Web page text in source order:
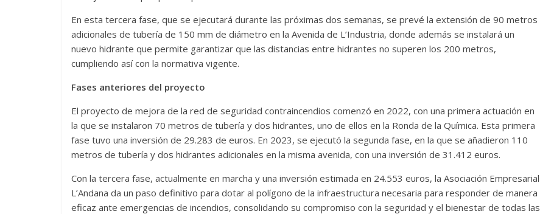
En esta tercera fase, que se ejecutará durante las próximas dos semanas, se prevé la extensión de 90 metros
adicionales de tubería de 150 mm de diámetro en la Avenida de L’Industria, donde además se instalará un
nuevo hidrante que permite garantizar que las distancias entre hidrantes no superen los 200 metros,
cumpliendo así con la normativa vigente.
Fases anteriores del proyecto
El proyecto de mejora de la red de seguridad contraincendios comenzó en 2022, con una primera actuación en
la que se instalaron 70 metros de tubería y dos hidrantes, uno de ellos en la Ronda de la Química. Esta primera
fase tuvo una inversión de 29.283 de euros. En 2023, se ejecutó la segunda fase, en la que se añadieron 110
metros de tubería y dos hidrantes adicionales en la misma avenida, con una inversión de 31.412 euros​.
Con la tercera fase, actualmente en marcha y una inversión estimada en 24.553 euros, la Asociación Empresarial
L’Andana da un paso definitivo para dotar al polígono de la infraestructura necesaria para responder de manera
eficaz ante emergencias de incendios, consolidando su compromiso con la seguridad y el bienestar de todas las